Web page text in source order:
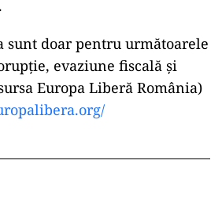
sunt doar pentru următoarele
evaziune fiscală și
Europa Liberă România)